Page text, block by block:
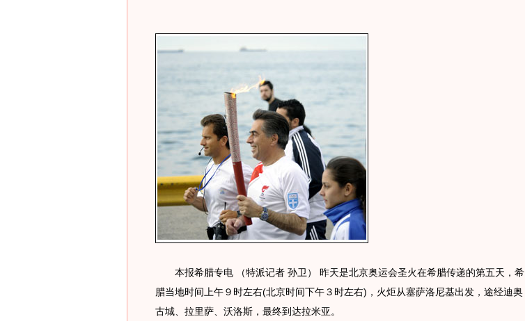
本报希腊专电 （特派记者 孙卫） 昨天是北京奥运会圣火在希腊传递的第五天，希
腊当地时间上午９时左右(北京时间下午３时左右)，火炬从塞萨洛尼基出发，途经迪奥
古城、拉里萨、沃洛斯，最终到达拉米亚。